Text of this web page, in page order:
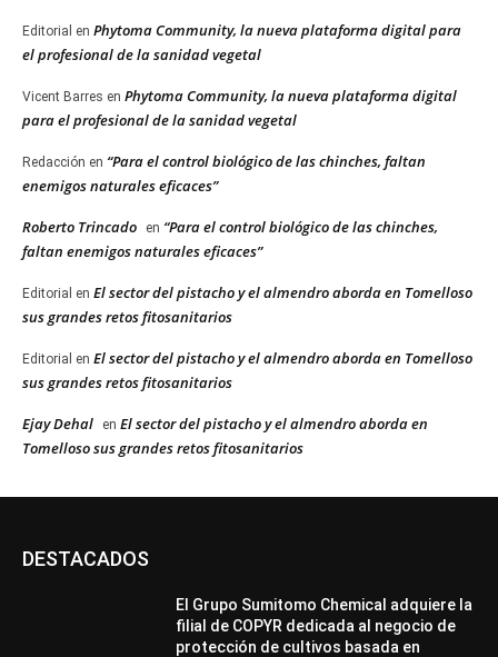
Editorial en Phytoma Community, la nueva plataforma digital para
el profesional de la sanidad vegetal
Vicent Barres en Phytoma Community, la nueva plataforma digital
para el profesional de la sanidad vegetal
Redacción en “Para el control biológico de las chinches, faltan
enemigos naturales eficaces”
Roberto Trincado en “Para el control biológico de las chinches,
faltan enemigos naturales eficaces”
Editorial en El sector del pistacho y el almendro aborda en Tomelloso
sus grandes retos fitosanitarios
Editorial en El sector del pistacho y el almendro aborda en Tomelloso
sus grandes retos fitosanitarios
Ejay Dehal en El sector del pistacho y el almendro aborda en
Tomelloso sus grandes retos fitosanitarios
DESTACADOS
El Grupo Sumitomo Chemical adquiere la
filial de COPYR dedicada al negocio de
protección de cultivos basada en